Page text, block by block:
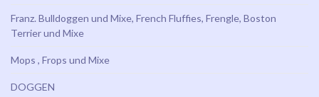
Franz. Bulldoggen und Mixe, French Fluffies, Frengle, Boston
Terrier und Mixe
Mops , Frops und Mixe
DOGGEN